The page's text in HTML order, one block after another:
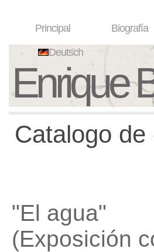
Principal Biografía
Deutsch
Enrique
Catalogo
"El agua"
(Exposición